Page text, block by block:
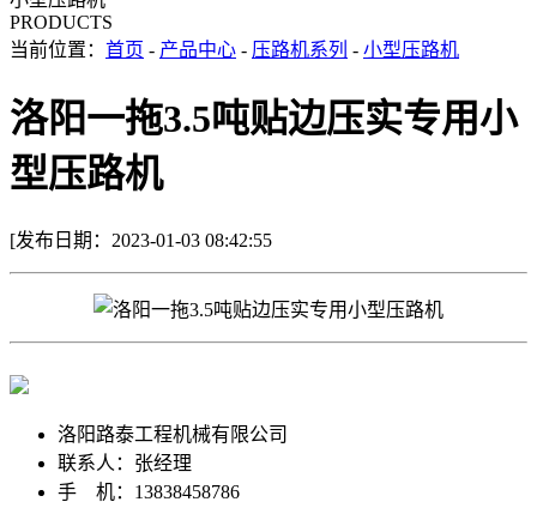
PRODUCTS
当前位置： 首页 - 产品中心 - 压路机系列 - 小型压路机
洛阳一拖3.5吨贴边压实专用小
型压路机
[发布日期：2023-01-03 08:42:55
洛阳路泰工程机械有限公司
联系人：张经理
手 机：13838458786